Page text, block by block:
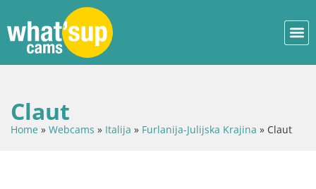
Claut
Home » Webcams » Italija » Furlanija-Julijska Krajina » Claut